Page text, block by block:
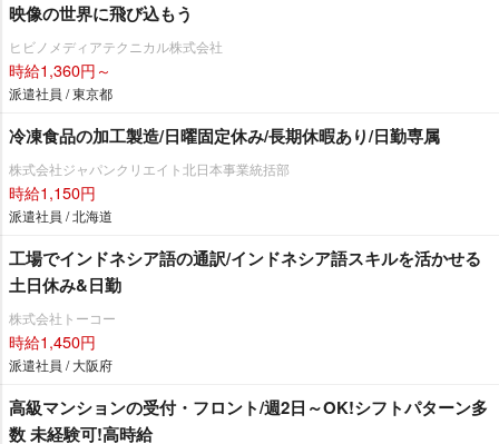
映像の世界に飛び込もう
ヒビノメディアテクニカル株式会社
時給1,360円～
派遣社員 / 東京都
冷凍食品の加工製造/日曜固定休み/長期休暇あり/日勤専属
株式会社ジャパンクリエイト北日本事業統括部
時給1,150円
派遣社員 / 北海道
工場でインドネシア語の通訳/インドネシア語スキルを活かせる
土日休み&日勤
株式会社トーコー
時給1,450円
派遣社員 / 大阪府
高級マンションの受付・フロント/週2日～OK!シフトパターン多
数 未経験可!高時給